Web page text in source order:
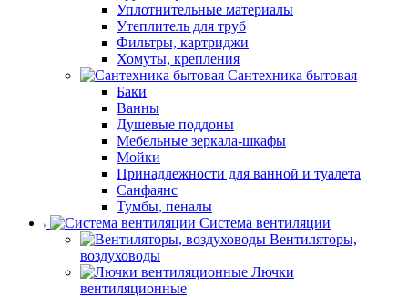
Уплотнительные материалы
Утеплитель для труб
Фильтры, картриджи
Хомуты, крепления
Сантехника бытовая
Баки
Ванны
Душевые поддоны
Мебельные зеркала-шкафы
Мойки
Принадлежности для ванной и туалета
Санфаянс
Тумбы, пеналы
Система вентиляции
Вентиляторы,
воздуховоды
Лючки
вентиляционные